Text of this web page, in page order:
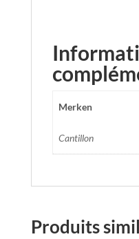
Merken
Cantillon
Produits